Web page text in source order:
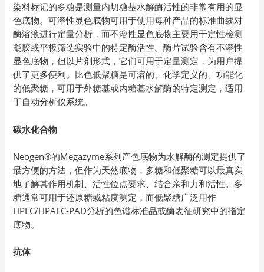
染料标记的多糖是测量内切糖基水解酶活性的非常有用的显
色底物。可溶性显色底物可用于使用每种产品的标准曲线对
酶溶液进行定量分析，而不溶性显色底物主要用于定性检测
凝胶或平板筛选实验中的特定酶活性。酶片试验含有不溶性
显色底物，但以片剂形式，它们可用于定量测定，为用户提
供了更多便利。比色低聚糖是可溶的、化学定义的、功能化
的低聚糖，可用于外糖基或内糖基水解酶的特定测定，适用
于自动分析仪系统。
碳水化合物
Neogen®的Megazyme系列产色底物为水解酶的测定提供了
最方便的方法，但作为天然底物，多糖和低聚糖可以最真实
地了解其作用机制、活性位点要求、结合亲和力和活性。多
糖通常可用于还原糖或粘度测定，而低聚糖广泛用作
HPLC/HPAEC-PAD分析的色谱标准品或酶表征研究中的指定
底物。
抗体